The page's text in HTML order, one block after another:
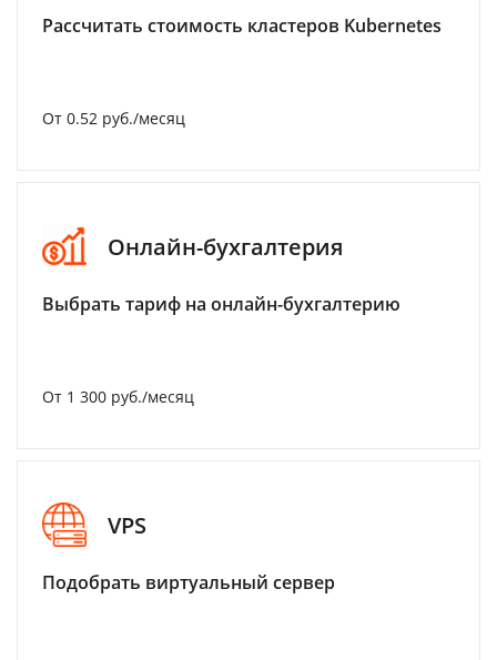
Рассчитать стоимость кластеров Kubernetes
От 0.52 руб./месяц
Онлайн-бухгалтерия
Выбрать тариф на онлайн-бухгалтерию
От 1 300 руб./месяц
VPS
Подобрать виртуальный сервер